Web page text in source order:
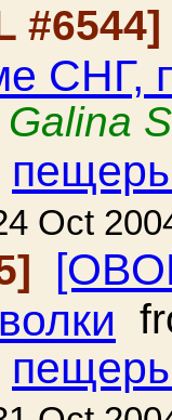
#6544]
СНГ,
Galina
Oct